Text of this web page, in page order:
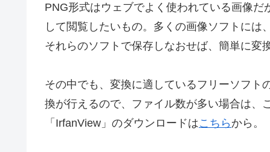
PNG形式はウェブでよく使われている画像
して閲覧したいもの。多くの画像ソフトには
それらのソフトで保存しなおせば、簡単に変
その中でも、変換に適しているフリーソフト
換が行えるので、ファイル数が多い場合は、
「IrfanView」のダウンロードはこちら から。